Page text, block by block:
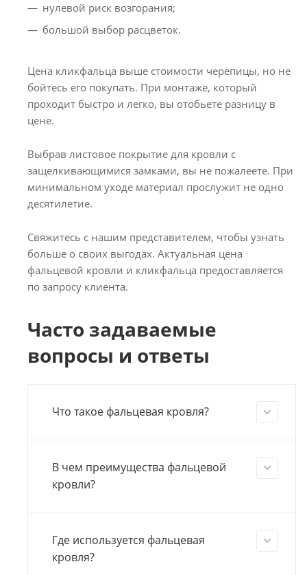
нулевой риск возгорания;
большой выбор расцветок.
Цена кликфальца выше стоимости черепицы, но не
бойтесь его покупать. При монтаже, который
проходит быстро и легко, вы отобьете разницу в
цене.
Выбрав листовое покрытие для кровли с
защелкивающимися замками, вы не пожалеете. При
минимальном уходе материал прослужит не одно
десятилетие.
Свяжитесь с нашим представителем, чтобы узнать
больше о своих выгодах. Актуальная цена
фальцевой кровли и кликфальца предоставляется
по запросу клиента.
Часто задаваемые
вопросы и ответы
Что такое фальцевая кровля?
В чем преимущества фальцевой
кровли?
Где используется фальцевая
кровля?